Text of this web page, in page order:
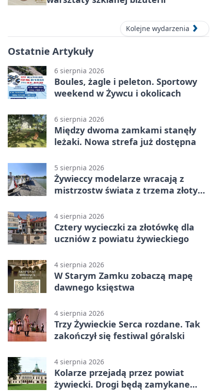
Kolejne wydarzenia
Ostatnie Artykuły
6 sierpnia 2026
Boules, żagle i peleton. Sportowy
weekend w Żywcu i okolicach
6 sierpnia 2026
Między dwoma zamkami stanęły
leżaki. Nowa strefa już dostępna
5 sierpnia 2026
Żywieccy modelarze wracają z
mistrzostw świata z trzema złotymi
4 sierpnia 2026
Cztery wycieczki za złotówkę dla
uczniów z powiatu żywieckiego
4 sierpnia 2026
W Starym Zamku zobaczą mapę
dawnego księstwa
4 sierpnia 2026
Trzy Żywieckie Serca rozdane. Tak
zakończył się festiwal góralski
4 sierpnia 2026
Kolarze przejadą przez powiat
żywiecki. Drogi będą zamykane